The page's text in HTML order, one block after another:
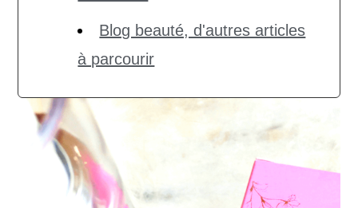
Blog beauté, d'autres articles
à parcourir